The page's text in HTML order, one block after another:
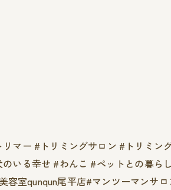
マー #トリミングサロン #トリミン
いる幸せ #わんこ #ペットとの暮
容室qunqun尾平店#マンツーマンサ